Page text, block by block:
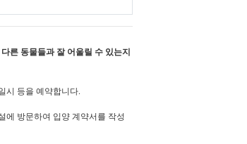
른 동물들과 잘 어울릴 수 있는지
시 등을 예약합니다.
에 방문하여 입양 계약서를 작성